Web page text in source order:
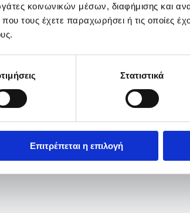
κοινωνικών μέσων, διαφήμισης και
τους έχετε παραχωρήσει ή τις οποίες
Στατιστικά
Επιτρέπεται η επιλογή